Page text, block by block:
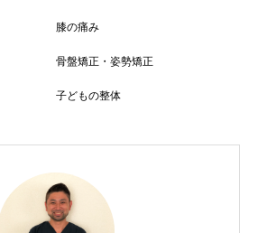
膝の痛み
骨盤矯正・姿勢矯正
子どもの整体